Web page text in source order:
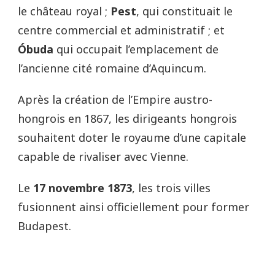
le château royal ; Pest, qui constituait le
centre commercial et administratif ; et
Óbuda qui occupait l’emplacement de
l’ancienne cité romaine d’Aquincum.
Après la création de l’Empire austro-
hongrois en 1867, les dirigeants hongrois
souhaitent doter le royaume d’une capitale
capable de rivaliser avec Vienne.
Le 17 novembre 1873, les trois villes
fusionnent ainsi officiellement pour former
Budapest.